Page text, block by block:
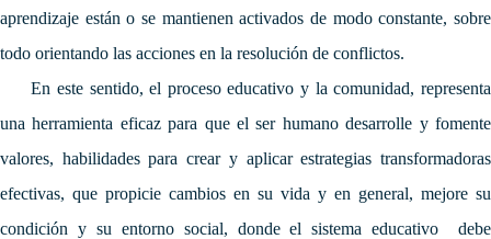
aprendizaje están o se mantienen activados de modo constante, sobre
todo orientando las acciones en la resolución de conflictos.
En este sentido, el proceso educativo y la comunidad, representa
una herramienta eficaz para que el ser humano desarrolle y fomente
valores, habilidades para crear y aplicar estrategias transformadoras
efectivas, que propicie cambios en su vida y en general, mejore su
condición y su entorno social, dondeel sistema educativo debe